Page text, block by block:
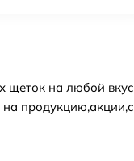
щеток на любой